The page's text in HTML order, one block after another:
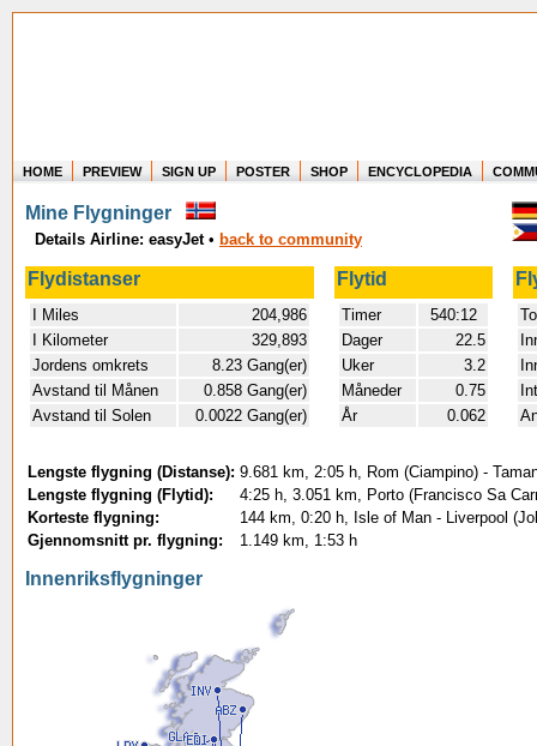
Where in the world have you flown?
How long have you been in the air?
Create your own FlightMemory and see!
HOME PREVIEW SIGN UP POSTER SHOP ENCYCLOPEDIA
Mine Flygninger
Details Airline: easyJet• back to community
Flydistanser Flytid
I Miles
204,986
I Kilometer
329,893
Jordens omkrets
8.23 Gang(er)
Avstand til Månen
0.858 Gang(er)
Avstand til Solen
0.0022 Gang(er)
Timer
540:12
Dager
22.5
Uker
3.2
Måneder
0.75
År
0.062
Lengste flygning (Distanse): 9.681 km, 2:05 h, Rom (Ciampino) -
Lengste flygning (Flytid):
4:25 h, 3.051 km, Porto (Francisco Sa
Korteste flygning:
144 km, 0:20 h, Isle of Man - Liverpool
Gjennomsnitt pr. flygning:
1.149 km, 1:53 h
Innenriksflygninger